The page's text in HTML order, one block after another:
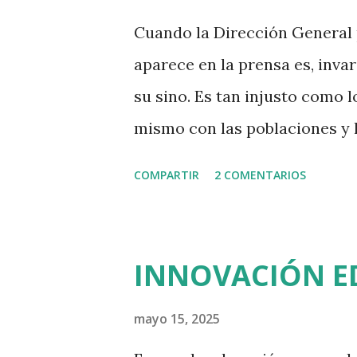
Cuando la Dirección
aparece en la prensa es,
su sino. Es tan injusto como
mismo con las poblaciones
con una frecuencia discreta
liebre y, durante unos días,
brutalidad de los hechos y la
cansado cuando no incapaz.
COMPARTIR 2 COMENTARIOS
INNOVACIÓN
mayo 15, 2025